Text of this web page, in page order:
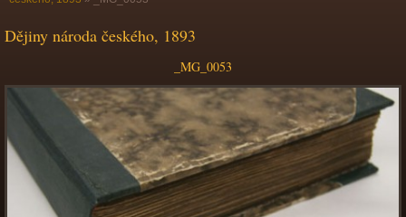
Dějiny národa českého, 1893
_MG_0053